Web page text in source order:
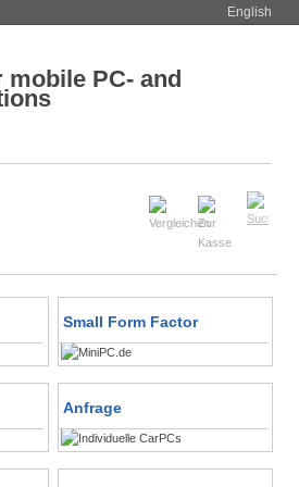
English
Small Form Factor
Anfrage